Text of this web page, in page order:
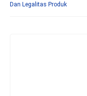
Dan Legalitas Produk